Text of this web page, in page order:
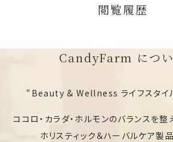
閲覧履歴
CandyFarm につ
“Beauty & Wellness ライフスタイル
ココロ・カラダ・ホルモンのバランスを整
ホリスティック＆ハーバルケア製